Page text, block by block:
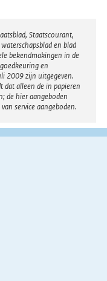
g
Staatscourant,
en blad
bekendmakingen in de
en
2009 zijn uitgegeven.
dat alleen de in papieren
de hier aangeboden
service aangeboden.